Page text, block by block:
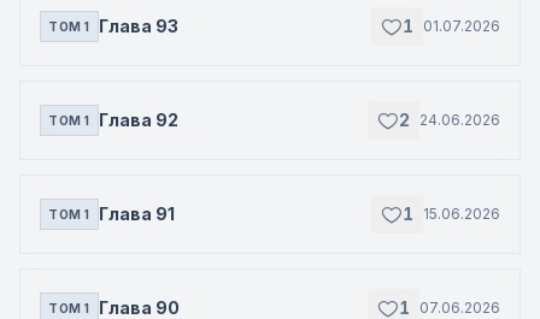
ТОМ 1 Глава 93 1 01.07.2026
ТОМ 1 Глава 92 2 24.06.2026
ТОМ 1 Глава 91 1 15.06.2026
ТОМ 1 Глава 90 1 07.06.2026